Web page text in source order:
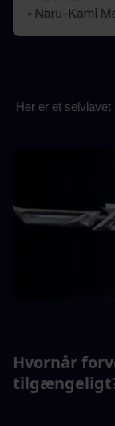
Her er et selvlavet
Hvornår